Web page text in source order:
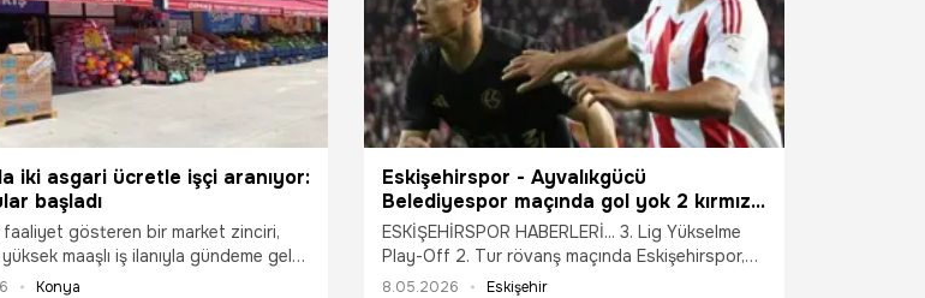
iki asgari ücretle işçi aranıyor:
başladı
faaliyet gösteren bir market zinciri,
yüksek maaşlı iş ilanıyla gündeme geldi.
işletme 60 bin TL maaş vereceğini
Konya
Eskişehirspor - Ayvalıkgücü
Belediyespor maçında gol yok 2 kırmızı
kart var
ESKİŞEHİRSPOR HABERLERİ... 3. Lig Yükselme
Play-Off 2. Tur rövanş maçında Eskişehirspor,
sahasında Ayvalıkgücü Belediyespor ile 0-0
8.05.2026 Eskişehir